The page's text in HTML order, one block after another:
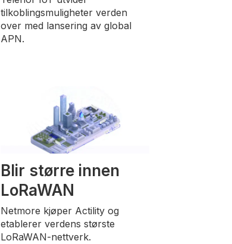
tilkoblingsmuligheter verden
over med lansering av global
APN.
Blir større innen
LoRaWAN
Netmore kjøper Actility og
etablerer verdens største
LoRaWAN-nettverk.